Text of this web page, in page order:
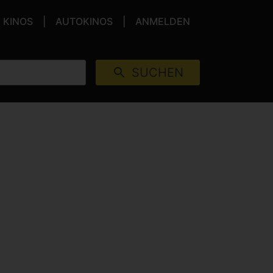
KINOS AUTOKINOS ANMELDEN
SUCHEN